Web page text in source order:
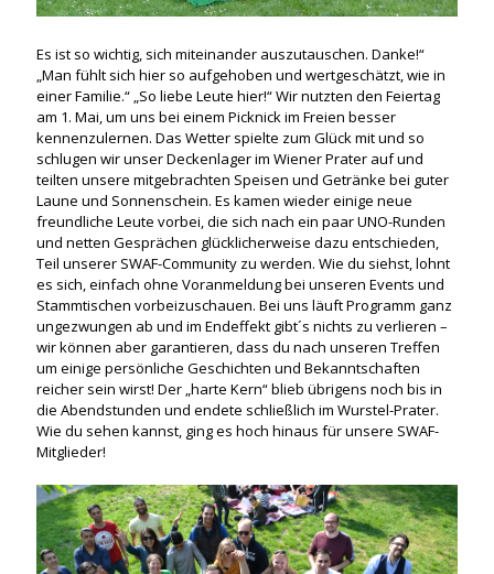
Es ist so wichtig, sich miteinander auszutauschen. Danke!“
„Man fühlt sich hier so aufgehoben und wertgeschätzt, wie in
einer Familie.“ „So liebe Leute hier!“ Wir nutzten den Feiertag
am 1. Mai, um uns bei einem Picknick im Freien besser
kennenzulernen. Das Wetter spielte zum Glück mit und so
schlugen wir unser Deckenlager im Wiener Prater auf und
teilten unsere mitgebrachten Speisen und Getränke bei guter
Laune und Sonnenschein. Es kamen wieder einige neue
freundliche Leute vorbei, die sich nach ein paar UNO-Runden
und netten Gesprächen glücklicherweise dazu entschieden,
Teil unserer SWAF-Community zu werden. Wie du siehst, lohnt
es sich, einfach ohne Voranmeldung bei unseren Events und
Stammtischen vorbeizuschauen. Bei uns läuft Programm ganz
ungezwungen ab und im Endeffekt gibt´s nichts zu verlieren –
wir können aber garantieren, dass du nach unseren Treffen
um einige persönliche Geschichten und Bekanntschaften
reicher sein wirst! Der „harte Kern“ blieb übrigens noch bis in
die Abendstunden und endete schließlich im Wurstel-Prater.
Wie du sehen kannst, ging es hoch hinaus für unsere SWAF-
Mitglieder!